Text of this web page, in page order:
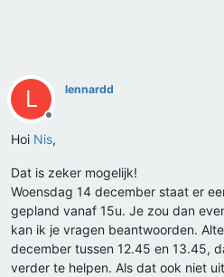
L
Offline
lennardd
Hoi Nis,
Dat is zeker mogelijk!
Woensdag 14 december staat er
gepland vanaf 15u. Je zou dan
kan ik je vragen beantwoorden.
december tussen 12.45 en 13.45,
verder te helpen. Als dat ook niet